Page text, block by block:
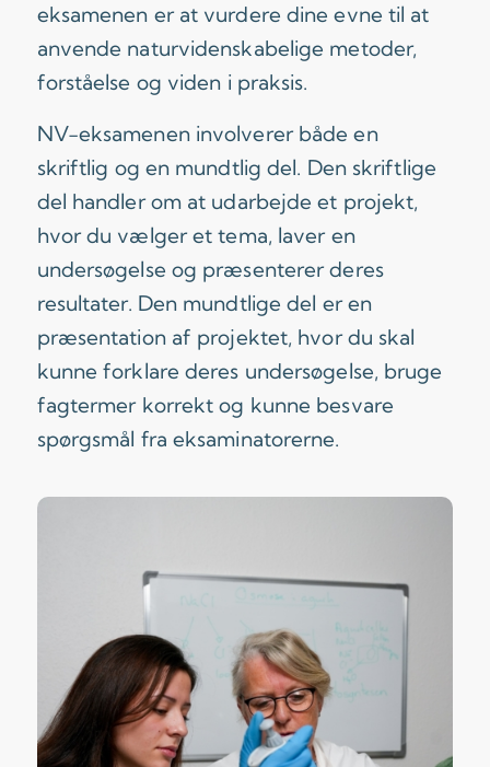
eksamenen er at vurdere dine evne til at
anvende naturvidenskabelige metoder,
forståelse og viden i praksis.
NV-eksamenen involverer både en
skriftlig og en mundtlig del. Den skriftlige
del handler om at udarbejde et projekt,
hvor du vælger et tema, laver en
undersøgelse og præsenterer deres
resultater. Den mundtlige del er en
præsentation af projektet, hvor du skal
kunne forklare deres undersøgelse, bruge
fagtermer korrekt og kunne besvare
spørgsmål fra eksaminatorerne.